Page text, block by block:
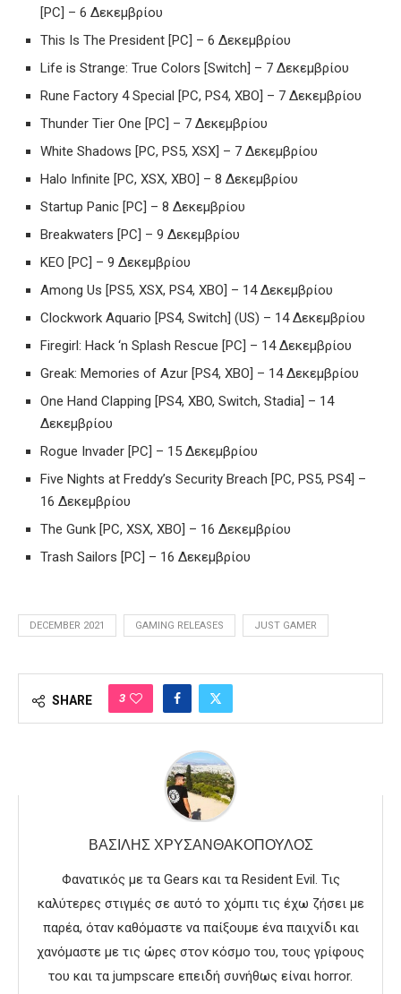
[PC] – 6 Δεκεμβρίου
This Is The President [PC] – 6 Δεκεμβρίου
Life is Strange: True Colors [Switch] – 7 Δεκεμβρίου
Rune Factory 4 Special [PC, PS4, XBO] – 7 Δεκεμβρίου
Thunder Tier One [PC] – 7 Δεκεμβρίου
White Shadows [PC, PS5, XSX] – 7 Δεκεμβρίου
Halo Infinite [PC, XSX, XBO] – 8 Δεκεμβρίου
Startup Panic [PC] – 8 Δεκεμβρίου
Breakwaters [PC] – 9 Δεκεμβρίου
KEO [PC] – 9 Δεκεμβρίου
Among Us [PS5, XSX, PS4, XBO] – 14 Δεκεμβρίου
Clockwork Aquario [PS4, Switch] (US) – 14 Δεκεμβρίου
Firegirl: Hack ‘n Splash Rescue [PC] – 14 Δεκεμβρίου
Greak: Memories of Azur [PS4, XBO] – 14 Δεκεμβρίου
One Hand Clapping [PS4, XBO, Switch, Stadia] – 14
Δεκεμβρίου
Rogue Invader [PC] – 15 Δεκεμβρίου
Five Nights at Freddy’s Security Breach [PC, PS5, PS4] –
16 Δεκεμβρίου
The Gunk [PC, XSX, XBO] – 16 Δεκεμβρίου
Trash Sailors [PC] – 16 Δεκεμβρίου
DECEMBER 2021 GAMING RELEASES JUST GAMER
SHARE 3
ΒΑΣΊΛΗΣ ΧΡΥΣΑΝΘΑΚΌΠΟΥΛΟΣ
Φανατικός με τα Gears και τα Resident Evil. Τις
καλύτερες στιγμές σε αυτό το χόμπι τις έχω ζήσει με
παρέα, όταν καθόμαστε να παίξουμε ένα παιχνίδι και
χανόμαστε με τις ώρες στον κόσμο του, τους γρίφους
του και τα jumpscare επειδή συνήθως είναι horror.